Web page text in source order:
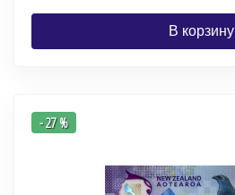
В корзину
- 27 %